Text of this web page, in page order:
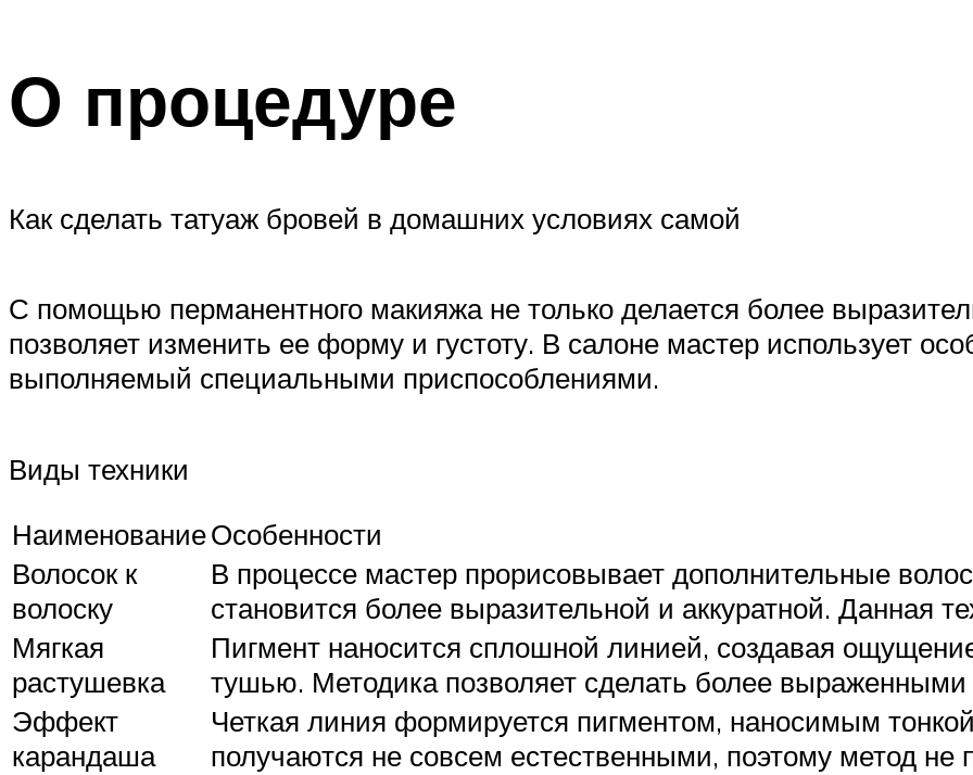
О процедуре
Как сделать татуаж бровей в домашних условиях самой
С помощью перманентного макияжа не только делается более
позволяет изменить ее форму и густоту. В салоне мастер использует
выполняемый специальными приспособлениями.
Виды техники
НаименованиеОсобенности
Волосок к
волоску
В процессе мастер прорисовывает дополнительные
становится более выразительной и аккуратной. Данная
Мягкая
растушевка
Пигмент наносится сплошной линией, создавая
тушью. Методика позволяет сделать более выраженными
Эффект
карандаша
Четкая линия формируется пигментом, наносимым
получаются не совсем естественными, поэтому метод не